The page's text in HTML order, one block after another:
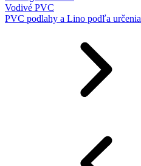
Vodivé PVC
PVC podlahy a Lino podľa určenia